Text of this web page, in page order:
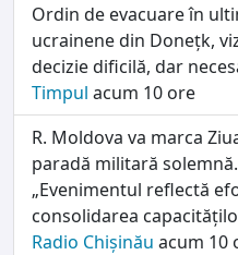
Ordin de evacuare în
ucrainene din Donețk,
decizie dificilă, dar
Timpul acum 10 ore
R. Moldova va marca
paradă militară
„Evenimentul reflectă
consolidarea
Radio Chișinău acum 10